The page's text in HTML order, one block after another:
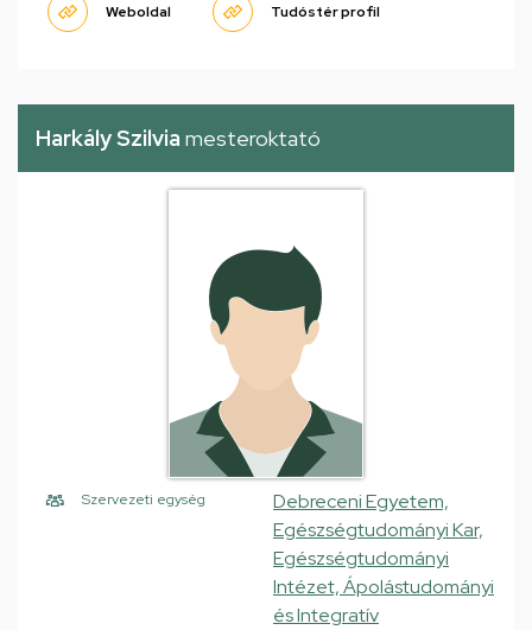
Weboldal Tudóstér profil
Harkály Szilvia mesteroktató
Szervezeti egység
Debreceni Egyetem,
Egészségtudományi Kar,
Egészségtudományi
Intézet, Ápolástudományi
és Integratív